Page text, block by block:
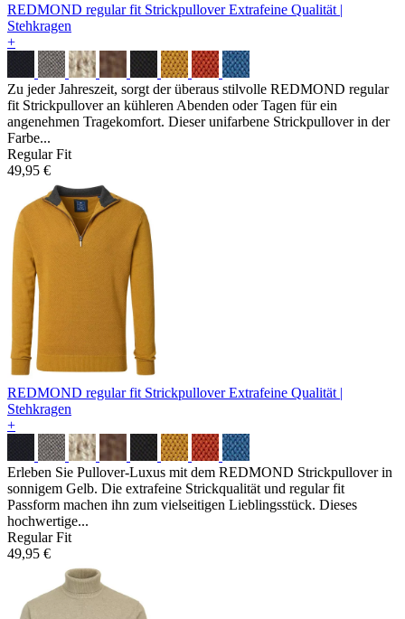
REDMOND regular fit StrickpulloverExtrafeine Qualität |
Stehkragen
+
Zu jeder Jahreszeit, sorgt der überaus stilvolle REDMOND regular
fit Strickpullover an kühleren Abenden oder Tagen für ein
angenehmen Tragekomfort. Dieser unifarbene Strickpullover in der
Farbe...
Regular Fit
49,95 €
REDMOND regular fit StrickpulloverExtrafeine Qualität |
Stehkragen
+
Erleben Sie Pullover-Luxus mit dem REDMOND Strickpullover in
sonnigem Gelb. Die extrafeine Strickqualität und regular fit
Passform machen ihn zum vielseitigen Lieblingsstück. Dieses
hochwertige...
Regular Fit
49,95 €